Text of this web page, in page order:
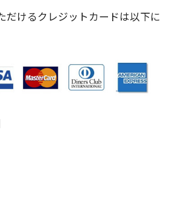
だけるクレジットカードは以下に